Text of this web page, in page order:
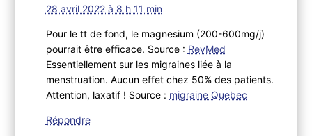
28 avril 2022 à 8 h 11 min
Pour le tt de fond, le magnesium (200-600mg/j)
pourrait être efficace. Source : RevMed
Essentiellement sur les migraines liée à la
menstruation. Aucun effet chez 50% des patients.
Attention, laxatif ! Source : migraine Quebec
Répondre